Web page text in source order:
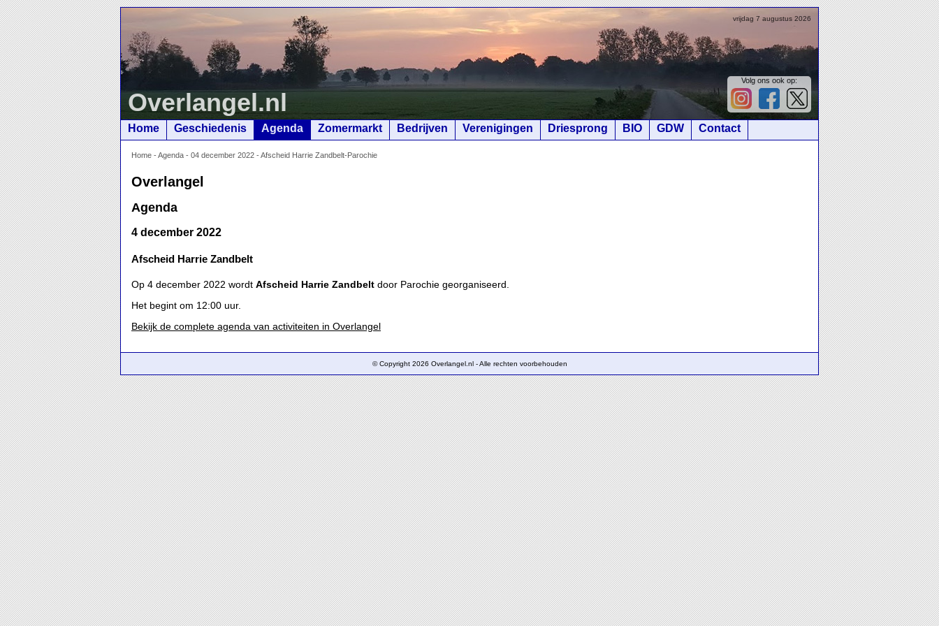
vrijdag 7 augustus 2026
Overlangel.nl
Volg ons ook op:
Home Geschiedenis Agenda Zomermarkt Bedrijven Verenigingen Driesprong BIO GDW Contact
Home -Agenda - 04 december 2022 - Afscheid Harrie Zandbelt-Parochie
Overlangel
Agenda
4 december 2022
Afscheid Harrie Zandbelt
Op 4 december 2022 wordt Afscheid Harrie Zandbelt door Parochie georganiseerd.
Het begint om 12:00 uur.
Bekijk de complete agenda van activiteiten in Overlangel
© Copyright 2026 Overlangel.nl - Alle rechten voorbehouden